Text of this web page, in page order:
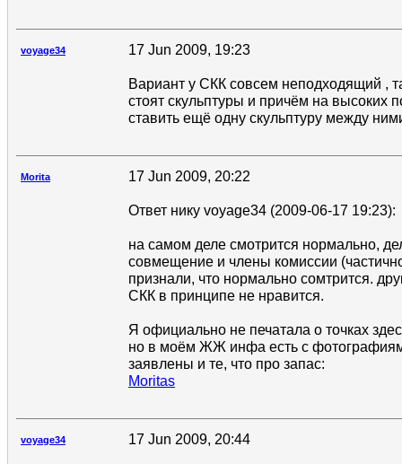
voyage34 17 Jun 2009, 19:23
Вариант у СКК совсем неподходящий ,
стоят скульптуры и причём на высоких
ставить ещё одну скульптуру между
Morita 17 Jun 2009, 20:22
Ответ нику voyage34 (2009-06-17 19:23):
на самом деле смотрится нормально,
совмещение и члены комиссии
признали, что нормально сомтрится.
СКК в принципе не нравится.
Я официально не печатала о точках
но в моём ЖЖ инфа есть с
заявлены и те, что про запас:
Moritas
voyage34 17 Jun 2009, 20:44